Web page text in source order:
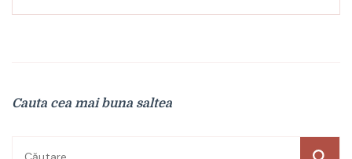
Cauta cea mai buna saltea
Caută